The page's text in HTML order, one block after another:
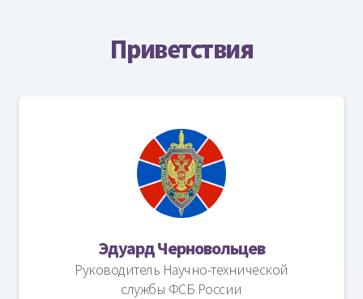
Приветствия
Эдуард Черновольцев
Руководитель Научно-технической
службы ФСБ России